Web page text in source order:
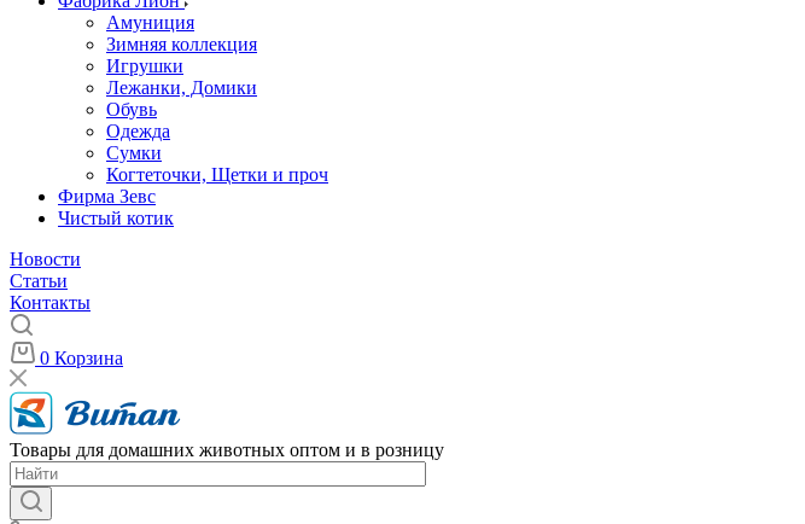
Амуниция
Зимняя коллекция
Игрушки
Лежанки, Домики
Обувь
Одежда
Сумки
Когтеточки, Щетки и проч
Фирма Зевс
Чистый котик
Новости
Статьи
Контакты
0 Корзина
Товары для домашних животных оптом и в розницу